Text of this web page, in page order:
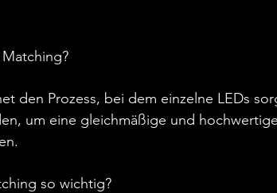
den Prozess, bei dem einzelne LEDs
um eine gleichmäßige und
so wichtig?